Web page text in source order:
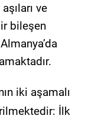
ve
bileşen
iki aşamalı
İlk